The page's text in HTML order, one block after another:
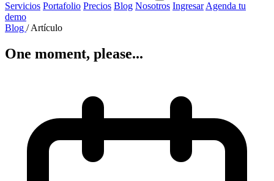
Servicios Portafolio Precios Blog Nosotros Ingresar Agenda tu
demo
Blog / Artículo
One moment, please...